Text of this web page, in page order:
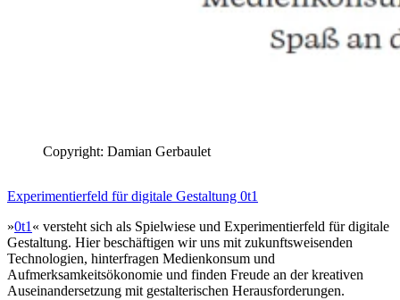
Copyright: Damian Gerbaulet
Experimentierfeld für digitale Gestaltung 0t1
»0t1« versteht sich als Spielwiese und Experimentierfeld für digitale
Gestaltung. Hier beschäftigen wir uns mit zukunftsweisenden
Technologien, hinterfragen Medienkonsum und
Aufmerksamkeitsökonomie und finden Freude an der kreativen
Auseinandersetzung mit gestalterischen Herausforderungen.